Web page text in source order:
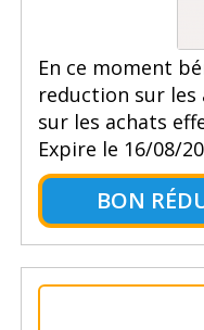
En ce moment
reduction sur les
sur les achats
Expire le 16/08/
BON